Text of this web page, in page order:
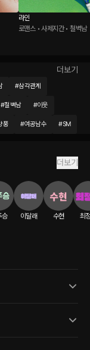
라인
로맨스 • 사제지간 • 철벽남
더보기
#삼각관계
#철벽남 #이웃
풍 #여공남수 #SM
더보기
승 이달래 수현 최